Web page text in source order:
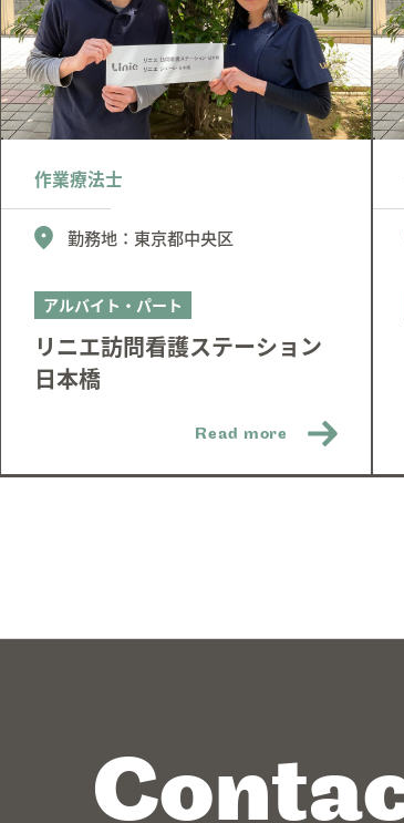
作業療法士
勤務地： 東京都中央区
アルバイト・パート
リニエ訪問看護ステーション
日本橋
Read more